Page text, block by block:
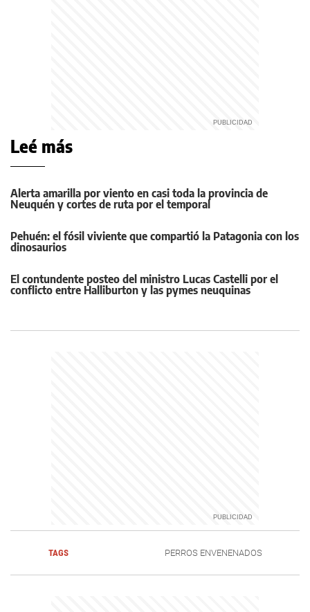
Leé más
Alerta amarilla por viento en casi toda la provincia de
Neuquén y cortes de ruta por el temporal
Pehuén: el fósil viviente que compartió la Patagonia con los
dinosaurios
El contundente posteo del ministro Lucas Castelli por el
conflicto entre Halliburton y las pymes neuquinas
TAGS PERROS ENVENENADOS